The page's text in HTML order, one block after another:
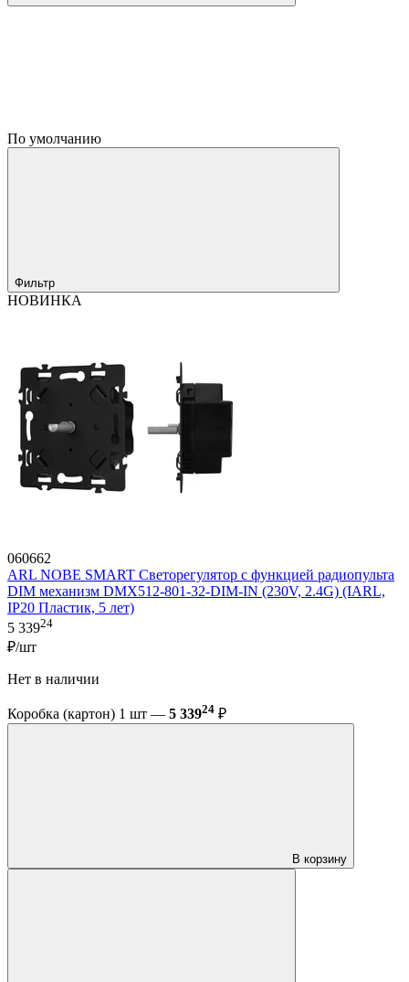
По умолчанию
Фильтр
НОВИНКА
060662
ARL NOBE SMART Светорегулятор с функцией радиопульта
DIM механизм DMX512-801-32-DIM-IN (230V, 2.4G) (IARL,
IP20 Пластик, 5 лет)
5 33924
₽/шт
Нет в наличии
Коробка (картон) 1 шт — 5 33924 ₽
В корзину